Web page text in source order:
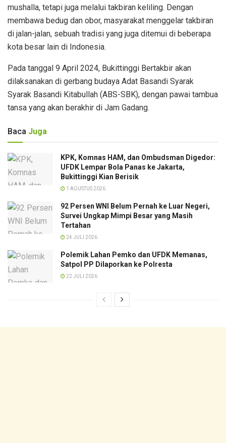
mushalla, tetapi juga melalui takbiran keliling. Dengan
membawa bedug dan obor, masyarakat menggelar takbiran
di jalan-jalan, sebuah tradisi yang juga ditemui di beberapa
kota besar lain di Indonesia.
Pada tanggal 9 April 2024, Bukittinggi Bertakbir akan
dilaksanakan di gerbang budaya Adat Basandi Syarak
Syarak Basandi Kitabullah (ABS-SBK), dengan pawai tambua
tansa yang akan berakhir di Jam Gadang.
Baca Juga
KPK, Komnas HAM, dan Ombudsman Digedor:
UFDK Lempar Bola Panas ke Jakarta,
Bukittinggi Kian Berisik
1 AGUSTUS 2026
92 Persen WNI Belum Pernah ke Luar Negeri,
Survei Ungkap Mimpi Besar yang Masih
Tertahan
24 JULI 2026
Polemik Lahan Pemko dan UFDK Memanas,
Satpol PP Dilaporkan ke Polresta
22 JULI 2026